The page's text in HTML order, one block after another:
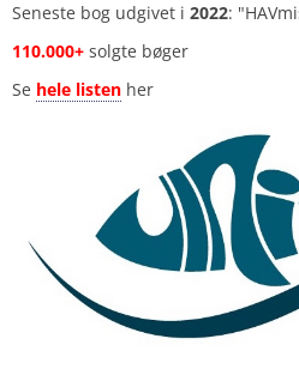
Seneste bog udgivet i 2022:
110.000+ solgte bøger
Se hele listen her